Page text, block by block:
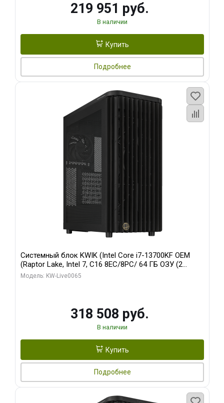
219 951 руб.
В наличии
Купить
Подробнее
Системный блок KWIK (Intel Core i7-13700KF OEM
(Raptor Lake, Intel 7, C16 8EC/8PC/ 64 ГБ ОЗУ (2
модуля)/ ASUS RTX5080 PROART OC 16GB GDDR7
Модель: KW-Live0065
318 508 руб.
В наличии
Купить
Подробнее